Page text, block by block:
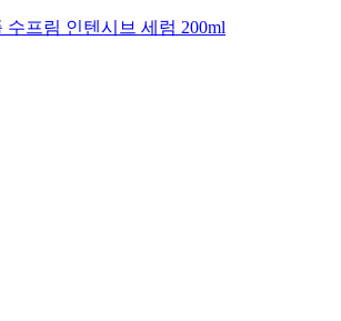
수프림 인텐시브 세럼 200ml